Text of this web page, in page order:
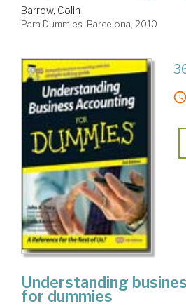
Barrow, Colin
Para Dummies. Barcelona, 2010
Understanding
for dummies